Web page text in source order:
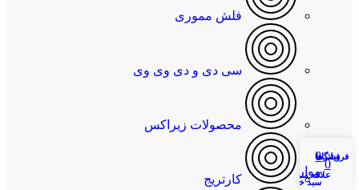
فلش مموری
سی دی و دی وی وی
محصولات زیراکس
کارتریج
فروشگاه
فیلترها
0
علاقه مندی
0
موارد
سبد خرید
حساب کاربری من